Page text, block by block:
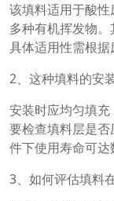
该填料适用于酸
多种有机挥发物
具体适用性需根据
2、这种填料的安
安装时应均匀填
要检查填料层是
件下使用寿命可达
3、如何评估填料